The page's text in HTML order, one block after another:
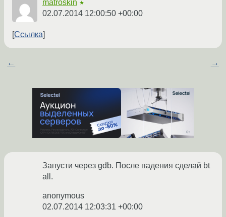
matroskin ★
02.07.2014 12:00:50 +00:00
Ссылка
← →
Запусти через gdb. После падения сделай bt
all.
anonymous
02.07.2014 12:03:31 +00:00